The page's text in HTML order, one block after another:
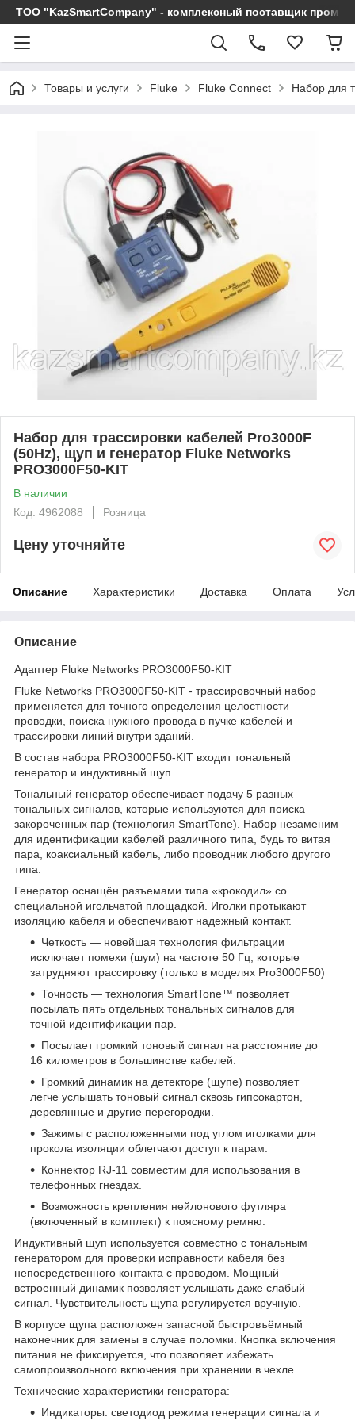
ТОО "KazSmartCompany" - комплексный поставщик
Товары и услуги Fluke Fluke Connect Набор для
Набор для трассировки кабелей Pro3000F
(50Hz), щуп и генератор Fluke Networks
PRO3000F50-KIT
В наличии
Код: 4962088
Розница
Цену уточняйте
Описание Характеристики Доставка Оплата
Описание
Адаптер Fluke Networks PRO3000F50-KIT
Fluke Networks PRO3000F50-KIT - трассировочный набор
применяется для точного определения целостности
проводки, поиска нужного провода в пучке кабелей и
трассировки линий внутри зданий.
В состав набора PRO3000F50-KIT входит тональный
генератор и индуктивный щуп.
Тональный генератор обеспечивает подачу 5 разных
тональных сигналов, которые используются для поиска
закороченных пар (технология SmartTone). Набор незаменим
для идентификации кабелей различного типа, будь то витая
пара, коаксиальный кабель, либо проводник любого другого
типа.
Генератор оснащён разъемами типа «крокодил» со
специальной игольчатой площадкой. Иголки протыкают
изоляцию кабеля и обеспечивают надежный контакт.
Четкость — новейшая технология фильтрации
исключает помехи (шум) на частоте 50 Гц, которые
затрудняют трассировку (только в моделях Pro3000F50)
Точность — технология SmartTone™ позволяет
посылать пять отдельных тональных сигналов для
точной идентификации пар.
Посылает громкий тоновый сигнал на расстояние до
16 километров в большинстве кабелей.
Громкий динамик на детекторе (щупе) позволяет
легче услышать тоновый сигнал сквозь гипсокартон,
деревянные и другие перегородки.
Зажимы с расположенными под углом иголками для
прокола изоляции облегчают доступ к парам.
Коннектор RJ-11 совместим для использования в
телефонных гнездах.
Возможность крепления нейлонового футляра
(включенный в комплект) к поясному ремню.
Индуктивный щуп используется совместно с тональным
генератором для проверки исправности кабеля без
непосредственного контакта с проводом. Мощный
встроенный динамик позволяет услышать даже слабый
сигнал. Чувствительность щупа регулируется вручную.
В корпусе щупа расположен запасной быстровъёмный
наконечник для замены в случае поломки. Кнопка включения
питания не фиксируется, что позволяет избежать
самопроизвольного включения при хранении в чехле.
Технические характеристики генератора:
Индикаторы: светодиод режима генерации сигнала и